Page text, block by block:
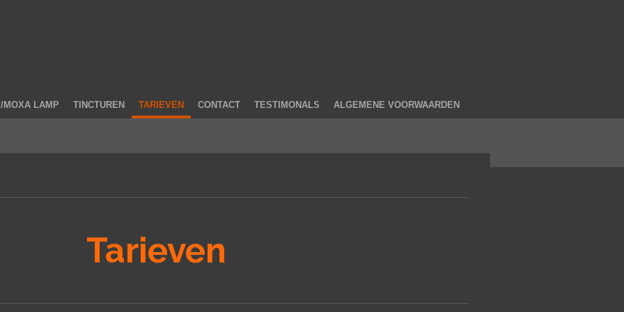
MOXA LAMP TINCTUREN TARIEVEN CONTACT TESTIMONALS ALGEMENE VOORWAARDEN
Tarieven